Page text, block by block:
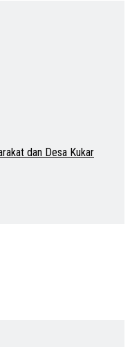
dan Desa Kukar